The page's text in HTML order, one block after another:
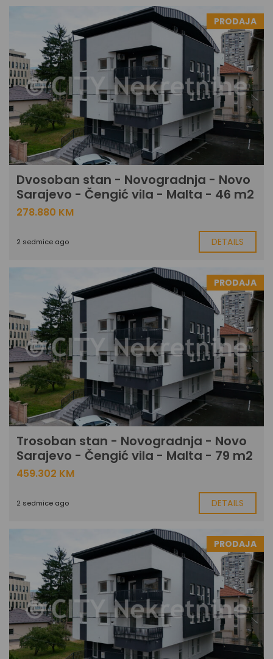
PRODAJA
Dvosoban stan - Novogradnja - Novo
Sarajevo - Čengić vila - Malta - 46 m2
278.880 KM
2 sedmice ago DETAILS
PRODAJA
Trosoban stan - Novogradnja - Novo
Sarajevo - Čengić vila - Malta - 79 m2
459.302 KM
2 sedmice ago DETAILS
PRODAJA